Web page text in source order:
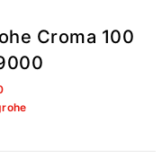
Croma 100